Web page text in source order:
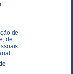
de
de